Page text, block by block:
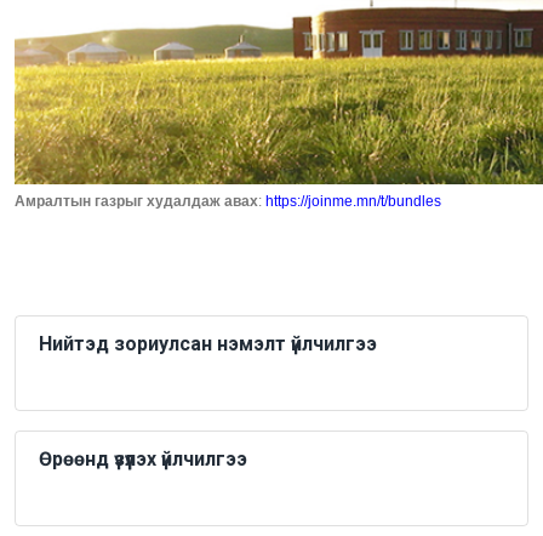
Амралтын газрыг худалдаж авах: https://joinme.mn/t/bundles
Нийтэд зориулсан нэмэлт үйлчилгээ
Өрөөнд үзүүлэх үйлчилгээ